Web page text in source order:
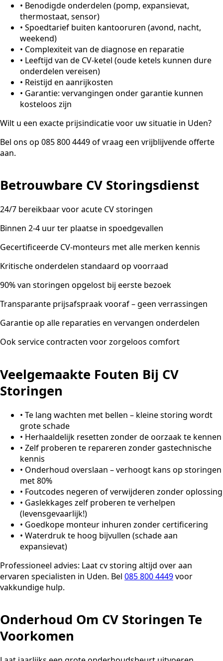
• Benodigde onderdelen (pomp, expansievat,
thermostaat, sensor)
• Spoedtarief buiten kantooruren (avond, nacht,
weekend)
• Complexiteit van de diagnose en reparatie
• Leeftijd van de CV-ketel (oude ketels kunnen dure
onderdelen vereisen)
• Reistijd en aanrijkosten
• Garantie: vervangingen onder garantie kunnen
kosteloos zijn
Wilt u een exacte prijsindicatie voor uw situatie in Uden?
Bel ons op 085 800 4449 of vraag een vrijblijvende offerte
aan.
Betrouwbare CV Storingsdienst
24/7 bereikbaar voor acute CV storingen
Binnen 2-4 uur ter plaatse in spoedgevallen
Gecertificeerde CV-monteurs met alle merken kennis
Kritische onderdelen standaard op voorraad
90% van storingen opgelost bij eerste bezoek
Transparante prijsafspraak vooraf – geen verrassingen
Garantie op alle reparaties en vervangen onderdelen
Ook service contracten voor zorgeloos comfort
Veelgemaakte Fouten Bij CV
Storingen
• Te lang wachten met bellen – kleine storing wordt
grote schade
• Herhaaldelijk resetten zonder de oorzaak te kennen
• Zelf proberen te repareren zonder gastechnische
kennis
• Onderhoud overslaan – verhoogt kans op storingen
met 80%
• Foutcodes negeren of verwijderen zonder oplossing
• Gaslekkages zelf proberen te verhelpen
(levensgevaarlijk!)
• Goedkope monteur inhuren zonder certificering
• Waterdruk te hoog bijvullen (schade aan
expansievat)
Professioneel advies: Laat cv storing altijd over aan
ervaren specialisten in Uden. Bel 085 800 4449voor
vakkundige hulp.
Onderhoud Om CV Storingen Te
Voorkomen